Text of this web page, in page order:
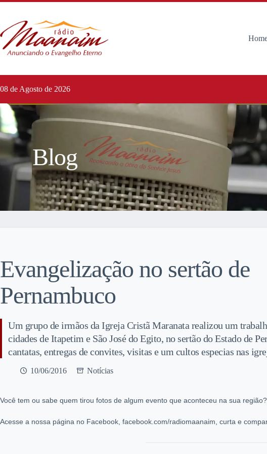
08 de Agosto de 2026
Blog
Evangelização no sertão de
Pernambuco
Um grupo de irmãos da Igreja Cristã Maranata realizou um
cidades de Itapetim e São José do Egito, no sertão do Estado de
cantatas, entregas de convites, visitas e um cultos especias nas
10/06/2016 Notícias
Você tem ou sabe quem tirou fotos de algum evento que aconteceu na sua
Acesse a nossa página no Facebook, facebook.com/radiomaanaim, curta e